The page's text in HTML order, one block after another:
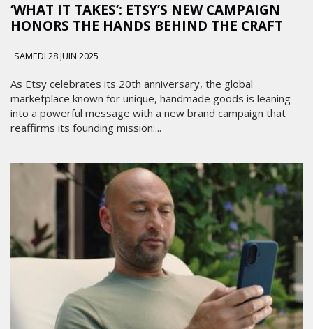
‘WHAT IT TAKES’: ETSY’S NEW CAMPAIGN
HONORS THE HANDS BEHIND THE CRAFT
SAMEDI 28 JUIN 2025
As Etsy celebrates its 20th anniversary, the global
marketplace known for unique, handmade goods is leaning
into a powerful message with a new brand campaign that
reaffirms its founding mission:...